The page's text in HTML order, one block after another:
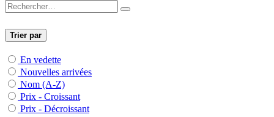
Trier par
En vedette
Nouvelles arrivées
Nom (A-Z)
Prix - Croissant
Prix - Décroissant